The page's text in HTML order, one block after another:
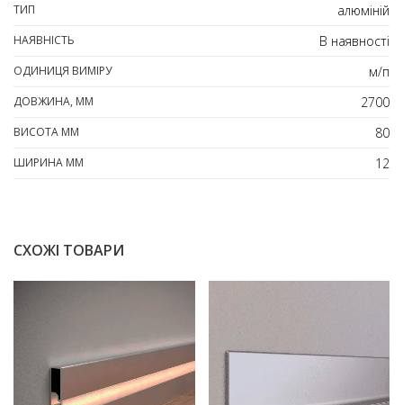
ТИП алюміній
НАЯВНІСТЬ В наявності
ОДИНИЦЯ ВИМІРУ м/п
ДОВЖИНА, ММ 2700
ВИСОТА ММ 80
ШИРИНА ММ 12
СХОЖІ ТОВАРИ